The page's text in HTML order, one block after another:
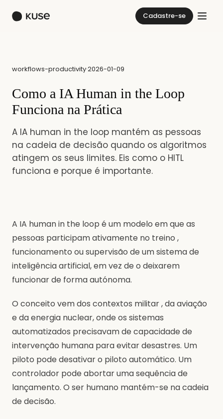
Cadastre-se
workflows-productivity·2026-01-09
Como a IA Human in the Loop
Funciona na Prática
A IA human in the loop mantém as pessoas
na cadeia de decisão quando os algoritmos
atingem os seus limites. Eis como o HITL
funciona e porque é importante.
A IA human in the loop é um modelo em que as
pessoas participam ativamente no treino ,
funcionamento ou supervisão de um sistema de
inteligência artificial, em vez de o deixarem
funcionar de forma autónoma.
O conceito vem dos contextos militar , da aviação
e da energia nuclear, onde os sistemas
automatizados precisavam de capacidade de
intervenção humana para evitar desastres. Um
piloto pode desativar o piloto automático. Um
controlador pode abortar uma sequência de
lançamento. O ser humano mantém-se na cadeia
de decisão.